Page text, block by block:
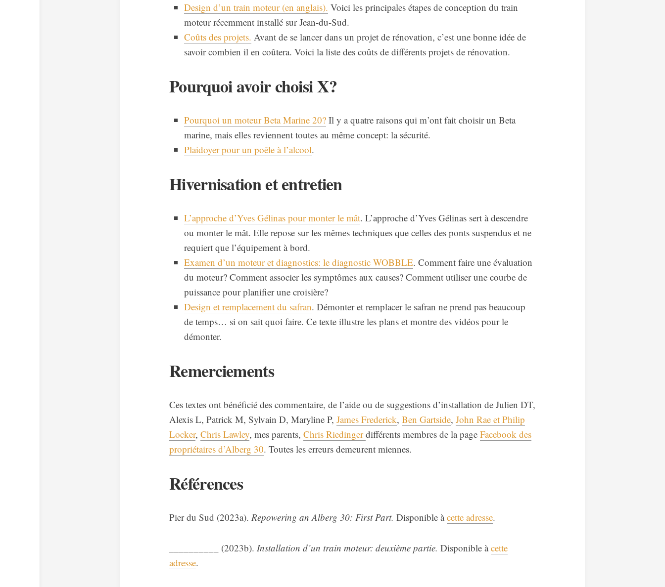
Design d’un train moteur (en anglais). Voici les principales étapes de conception du train
moteur récemment installé sur Jean-du-Sud.
Coûts des projets. Avant de se lancer dans un projet de rénovation, c’est une bonne idée de
savoir combien il en coûtera. Voici la liste des coûts de différents projets de rénovation.
Pourquoi avoir choisi X?
Pourquoi un moteur Beta Marine 20? Il y a quatre raisons qui m’ont fait choisir un Beta
marine, mais elles reviennent toutes au même concept: la sécurité.
Plaidoyer pour un poêle à l’alcool.
Hivernisation et entretien
L’approche d’Yves Gélinas pour monter le mât. L’approche d’Yves Gélinas sert à descendre
ou monter le mât. Elle repose sur les mêmes techniques que celles des ponts suspendus et ne
requiert que l’équipement à bord.
Examen d’un moteur et diagnostics: le diagnostic WOBBLE. Comment faire une évaluation
du moteur? Comment associer les symptômes aux causes? Comment utiliser une courbe de
puissance pour planifier une croisière?
Design et remplacement du safran. Démonter et remplacer le safran ne prend pas beaucoup
de temps… si on sait quoi faire. Ce texte illustre les plans et montre des vidéos pour le
démonter.
Remerciements
Ces textes ont bénéficié des commentaire, de l’aide ou de suggestions d’installation de Julien DT,
Alexis L, Patrick M, Sylvain D, Maryline P, James Frederick, Ben Gartside, John Rae et Philip
Locker, Chris Lawley, mes parents, Chris Riedingerdifférents membres de la page Facebook des
propriétaires d’Alberg 30. Toutes les erreurs demeurent miennes.
Références
Pier du Sud (2023a). Repowering an Alberg 30: First Part. Disponible àcette adresse.
__________ (2023b). Installation d’un train moteur: deuxième partie. Disponible àcette
adresse.